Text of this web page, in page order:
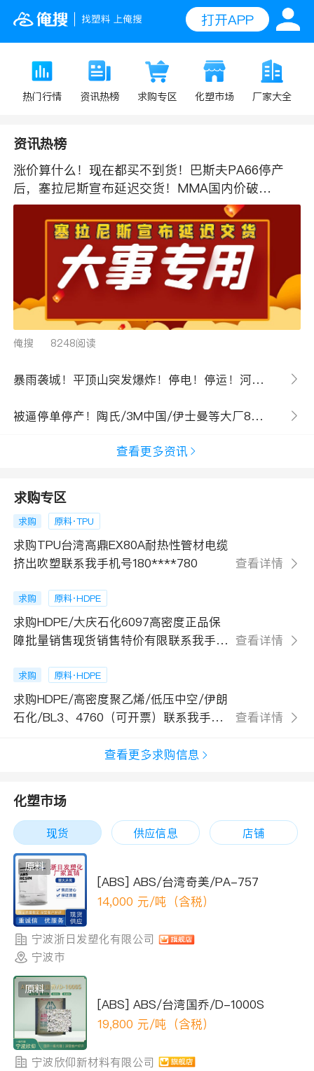
打开APP
热门行情 资讯热榜 求购专区 化塑市场 厂家大全
资讯热榜
涨价算什么！现在都买不到货！巴斯夫PA66停产
后，塞拉尼斯宣布延迟交货！MMA国内价破
13500！
俺搜 8248阅读
暴雨袭城！平顶山突发爆炸！停电！停运！河南神马 龙佰 盛通等大厂最新运行情况来了！
被逼停单停产！陶氏/3M中国/伊士曼等大厂8月涨价已“提刀在路上”！下游中小企业瑟瑟发抖！
查看更多资讯
求购专区
求购 原料·TPU
求购TPU台湾高鼎EX80A耐热性管材电缆
挤出吹塑联系我手机号180****780
查看详情
求购 原料·HDPE
求购HDPE/大庆石化6097高密度正品保
障批量销售现货销售特价有限联系我手机 查看详情
求购 原料·HDPE
求购HDPE/高密度聚乙烯/低压中空/伊朗
石化/BL3、4760（可开票）联系我手机
查看详情
查看更多求购信息
化塑市场
现货 供应信息 店铺
原料
[ABS] ABS/台湾奇美/PA-757
14,000 元/吨（含税）
宁波浙日发塑化有限公司
宁波市
原料
[ABS] ABS/台湾国乔/D-1000S
19,800 元/吨（含税）
宁波欣仰新材料有限公司